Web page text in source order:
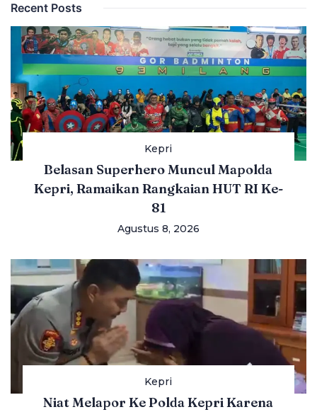
Recent Posts
Kepri
Belasan Superhero Muncul Mapolda
Kepri, Ramaikan Rangkaian HUT RI Ke-
81
Agustus 8, 2026
Kepri
Niat Melapor Ke Polda Kepri Karena